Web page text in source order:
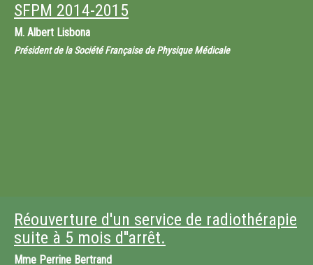
SFPM 2014-2015
M. Albert Lisbona
Président de la Société Française de Physique Médicale
Réouverture d'un service de radiothérapie
suite à 5 mois d''arrêt.
Mme Perrine Bertrand